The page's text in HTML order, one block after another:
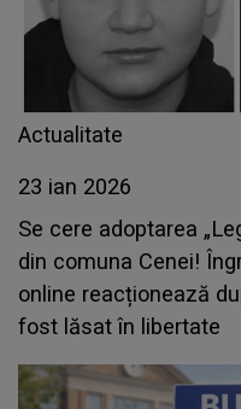
Actualitate
23 ian 2026
Se cere adoptarea
din comuna Cenei!
online reacționează
fost lăsat în libertate